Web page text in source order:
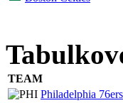
TEAM
Philadelphia 76ers